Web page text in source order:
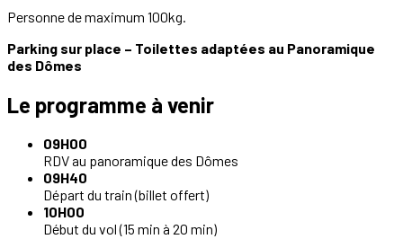
Personne de maximum 100kg.
Parking sur place – Toilettes adaptées au Panoramique
des Dômes
Le programme à venir
09H00
RDV au panoramique des Dômes
09H40
Départ du train (billet offert)
10H00
Début du vol (15 min à 20 min)